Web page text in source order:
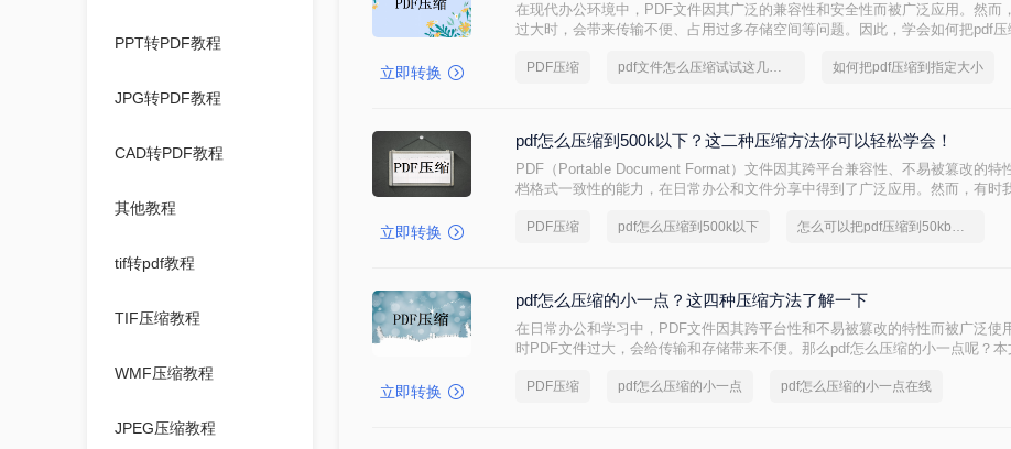
PPT转PDF教程
JPG转PDF教程
CAD转PDF教程
其他教程
tif转pdf教程
TIF压缩教程
WMF压缩教程
JPEG压缩教程
立即转换
在现代办公环境中，PDF文件因其广泛的兼容性和安全性而被广泛应用。然而
过大时，会带来传输不便、占用过多存储空间等问题。因此，学会如何把pdf压
PDF压缩 pdf文件怎么压缩试试这几个方法 如何把pdf压缩到指定大小
立即转换
pdf怎么压缩到500k以下？这二种压缩方法你可以轻松学会！
PDF（Portable Document Format）文件因其跨平台兼容性、不易被篡改的特
档格式一致性的能力，在日常办公和文件分享中得到了广泛应用。然而，有时
本文将介绍两种将PDF文件压缩到500K以下的方法。
PDF压缩 pdf怎么压缩到500k以下 怎么可以把pdf压缩到50kb以下
立即转换
pdf怎么压缩的小一点？这四种压缩方法了解一下
在日常办公和学习中，PDF文件因其跨平台性和不易被篡改的特性而被广泛使
时PDF文件过大，会给传输和存储带来不便。那么pdf怎么压缩的小一点呢？本
PDF压缩 pdf怎么压缩的小一点 pdf怎么压缩的小一点在线